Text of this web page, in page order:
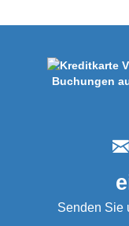
Buchungen
Senden Sie